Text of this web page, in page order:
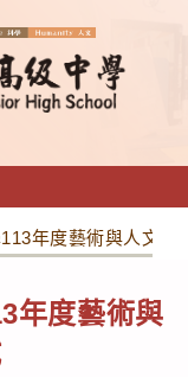
年度藝術與人文教
年度藝術與